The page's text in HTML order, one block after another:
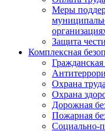
Меры
Защита
Комплексная
Охрана
Охрана
Дорожная
Пожарная
Социально-